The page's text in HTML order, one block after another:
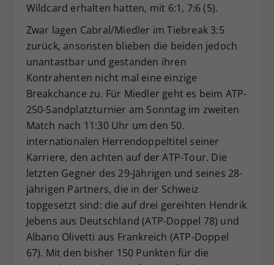
Wildcard erhalten hatten, mit 6:1, 7:6 (5).
Zwar lagen Cabral/Miedler im Tiebreak 3:5
zurück, ansonsten blieben die beiden jedoch
unantastbar und gestanden ihren
Kontrahenten nicht mal eine einzige
Breakchance zu. Für Miedler geht es beim ATP-
250-Sandplatzturnier am Sonntag im zweiten
Match nach 11:30 Uhr um den 50.
internationalen Herrendoppeltitel seiner
Karriere, den achten auf der ATP-Tour. Die
letzten Gegner des 29-Jährigen und seines 28-
jährigen Partners, die in der Schweiz
topgesetzt sind: die auf drei gereihten Hendrik
Jebens aus Deutschland (ATP-Doppel 78) und
Albano Olivetti aus Frankreich (ATP-Doppel
67). Mit den bisher 150 Punkten für die